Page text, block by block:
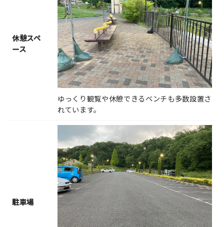
休憩スペ
ース
ゆっくり観覧や休憩できるベンチも多数設置さ
れています。
駐車場